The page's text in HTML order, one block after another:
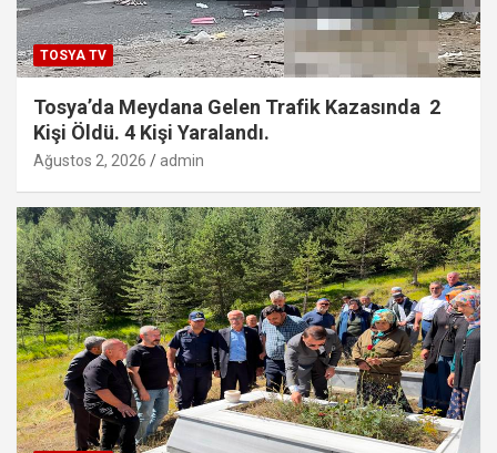
TOSYA TV
Tosya’da Meydana Gelen Trafik Kazasında 2
Kişi Öldü. 4 Kişi Yaralandı.
Ağustos 2, 2026 admin